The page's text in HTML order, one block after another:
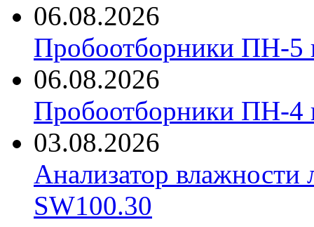
06.08.2026
Пробоотборники ПН-
06.08.2026
Пробоотборники ПН-
03.08.2026
Анализатор
SW100.30